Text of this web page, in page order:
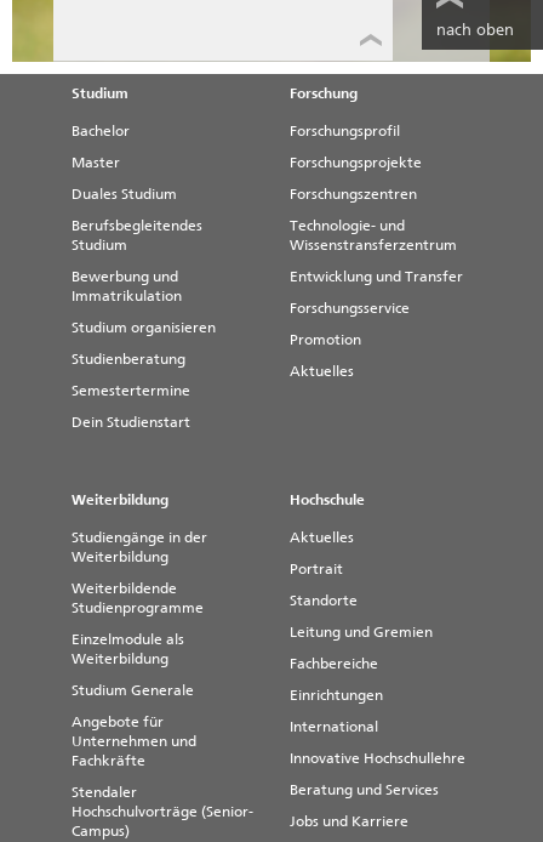
nach oben
Studium
Bachelor
Master
Duales Studium
Berufsbegleitendes
Studium
Bewerbung und
Immatrikulation
Studium organisieren
Studienberatung
Semestertermine
Dein Studienstart
Forschung
Forschungsprofil
Forschungsprojekte
Forschungszentren
Technologie- und
Wissenstransferzentrum
Entwicklung und Transfer
Forschungsservice
Promotion
Aktuelles
Weiterbildung
Studiengänge in der
Weiterbildung
Weiterbildende
Studienprogramme
Einzelmodule als
Weiterbildung
Studium Generale
Angebote für
Unternehmen und
Fachkräfte
Stendaler
Hochschulvorträge (Senior-
Campus)
Hochschule
Aktuelles
Portrait
Standorte
Leitung und Gremien
Fachbereiche
Einrichtungen
International
Innovative Hochschullehre
Beratung und Services
Jobs und Karriere